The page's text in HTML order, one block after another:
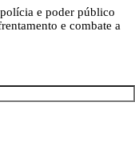
e poder público
e combate a